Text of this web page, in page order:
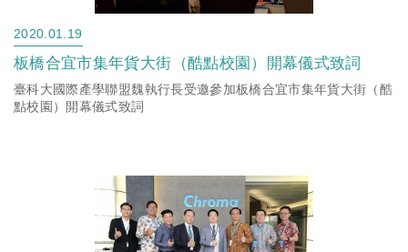
2020.01.19
板橋合宜市集年貨大街（酷點校園）開幕儀式致詞
臺科大國際產學聯盟魏執行長受邀參加板橋合宜市集年貨大街（酷
點校園）開幕儀式致詞